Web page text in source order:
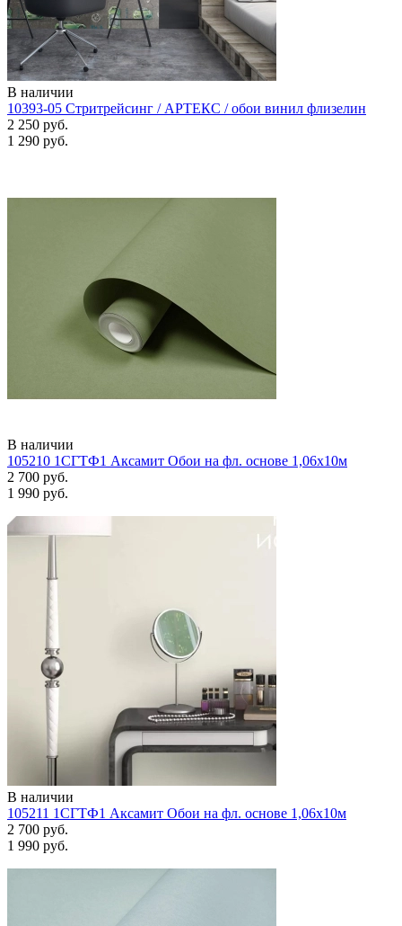
В наличии
10393-05 Стритрейсинг / АРТЕКС / обои винил флизелин
2 250 руб.
1 290 руб.
В наличии
105210 1СГТФ1 Аксамит Обои на фл. основе 1,06х10м
2 700 руб.
1 990 руб.
В наличии
105211 1СГТФ1 Аксамит Обои на фл. основе 1,06х10м
2 700 руб.
1 990 руб.